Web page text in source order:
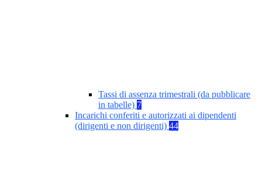
Tassi di assenza trimestrali (da pubblicare
in tabelle) 7
Incarichi conferiti e autorizzati ai dipendenti
(dirigenti e non dirigenti) 44